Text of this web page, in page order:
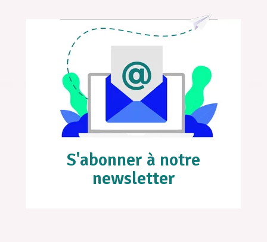
S'abonner à notre
newsletter